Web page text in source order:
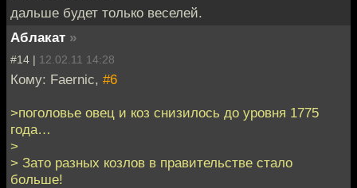
дальше будет только веселей.
Аблакат »
#14 | 12.02.11 14:28
Кому: Faernic, #6
>поголовье овец и коз снизилось до уровня 1775
года…
>
> Зато разных козлов в правительстве стало
больше!